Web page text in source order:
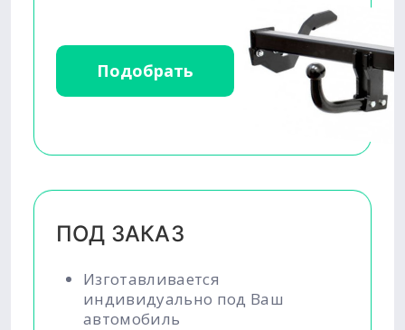
Подобрать
ПОД ЗАКАЗ
Изготавливается
индивидуально под Ваш
автомобиль